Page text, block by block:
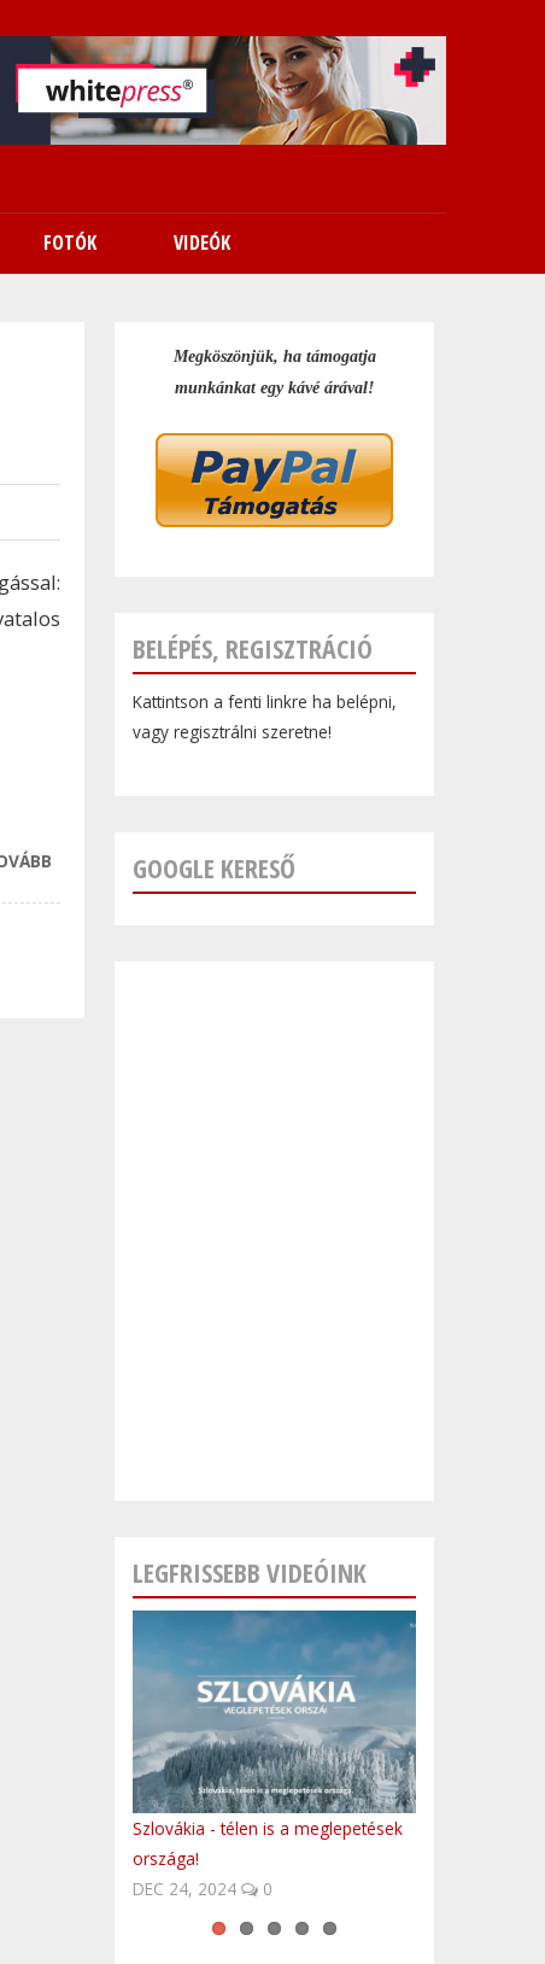
FOTÓK VIDEÓK
A GORENJE ISMÉT
A FIFA WORLD
Megköszönjük, ha támogatja
munkánkat egy kávé árával!
BELÉPÉS, REGISZTRÁCIÓ
Kattintson a fenti linkre ha belépni,
vagy regisztrálni szeretne!
GOOGLE KERESŐ
LEGFRISSEBB VIDEÓINK
Szlovákia - télen is a meglepetések
országa!
DEC 24, 2024
0
Fedezd fel Lengyelországot!
Easy to be finished?
Cseh klasszikusok: Jozin z Bazin
10 látnivaló Csehországból (angol
nyelvű)